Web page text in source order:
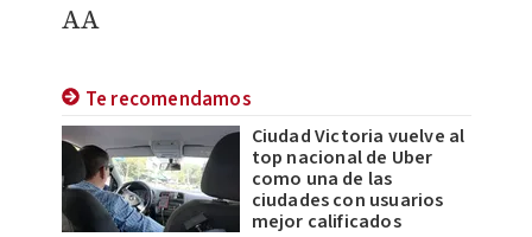
AA
Te recomendamos
Ciudad Victoria vuelve al
top nacional de Uber
como una de las
ciudades con usuarios
mejor calificados